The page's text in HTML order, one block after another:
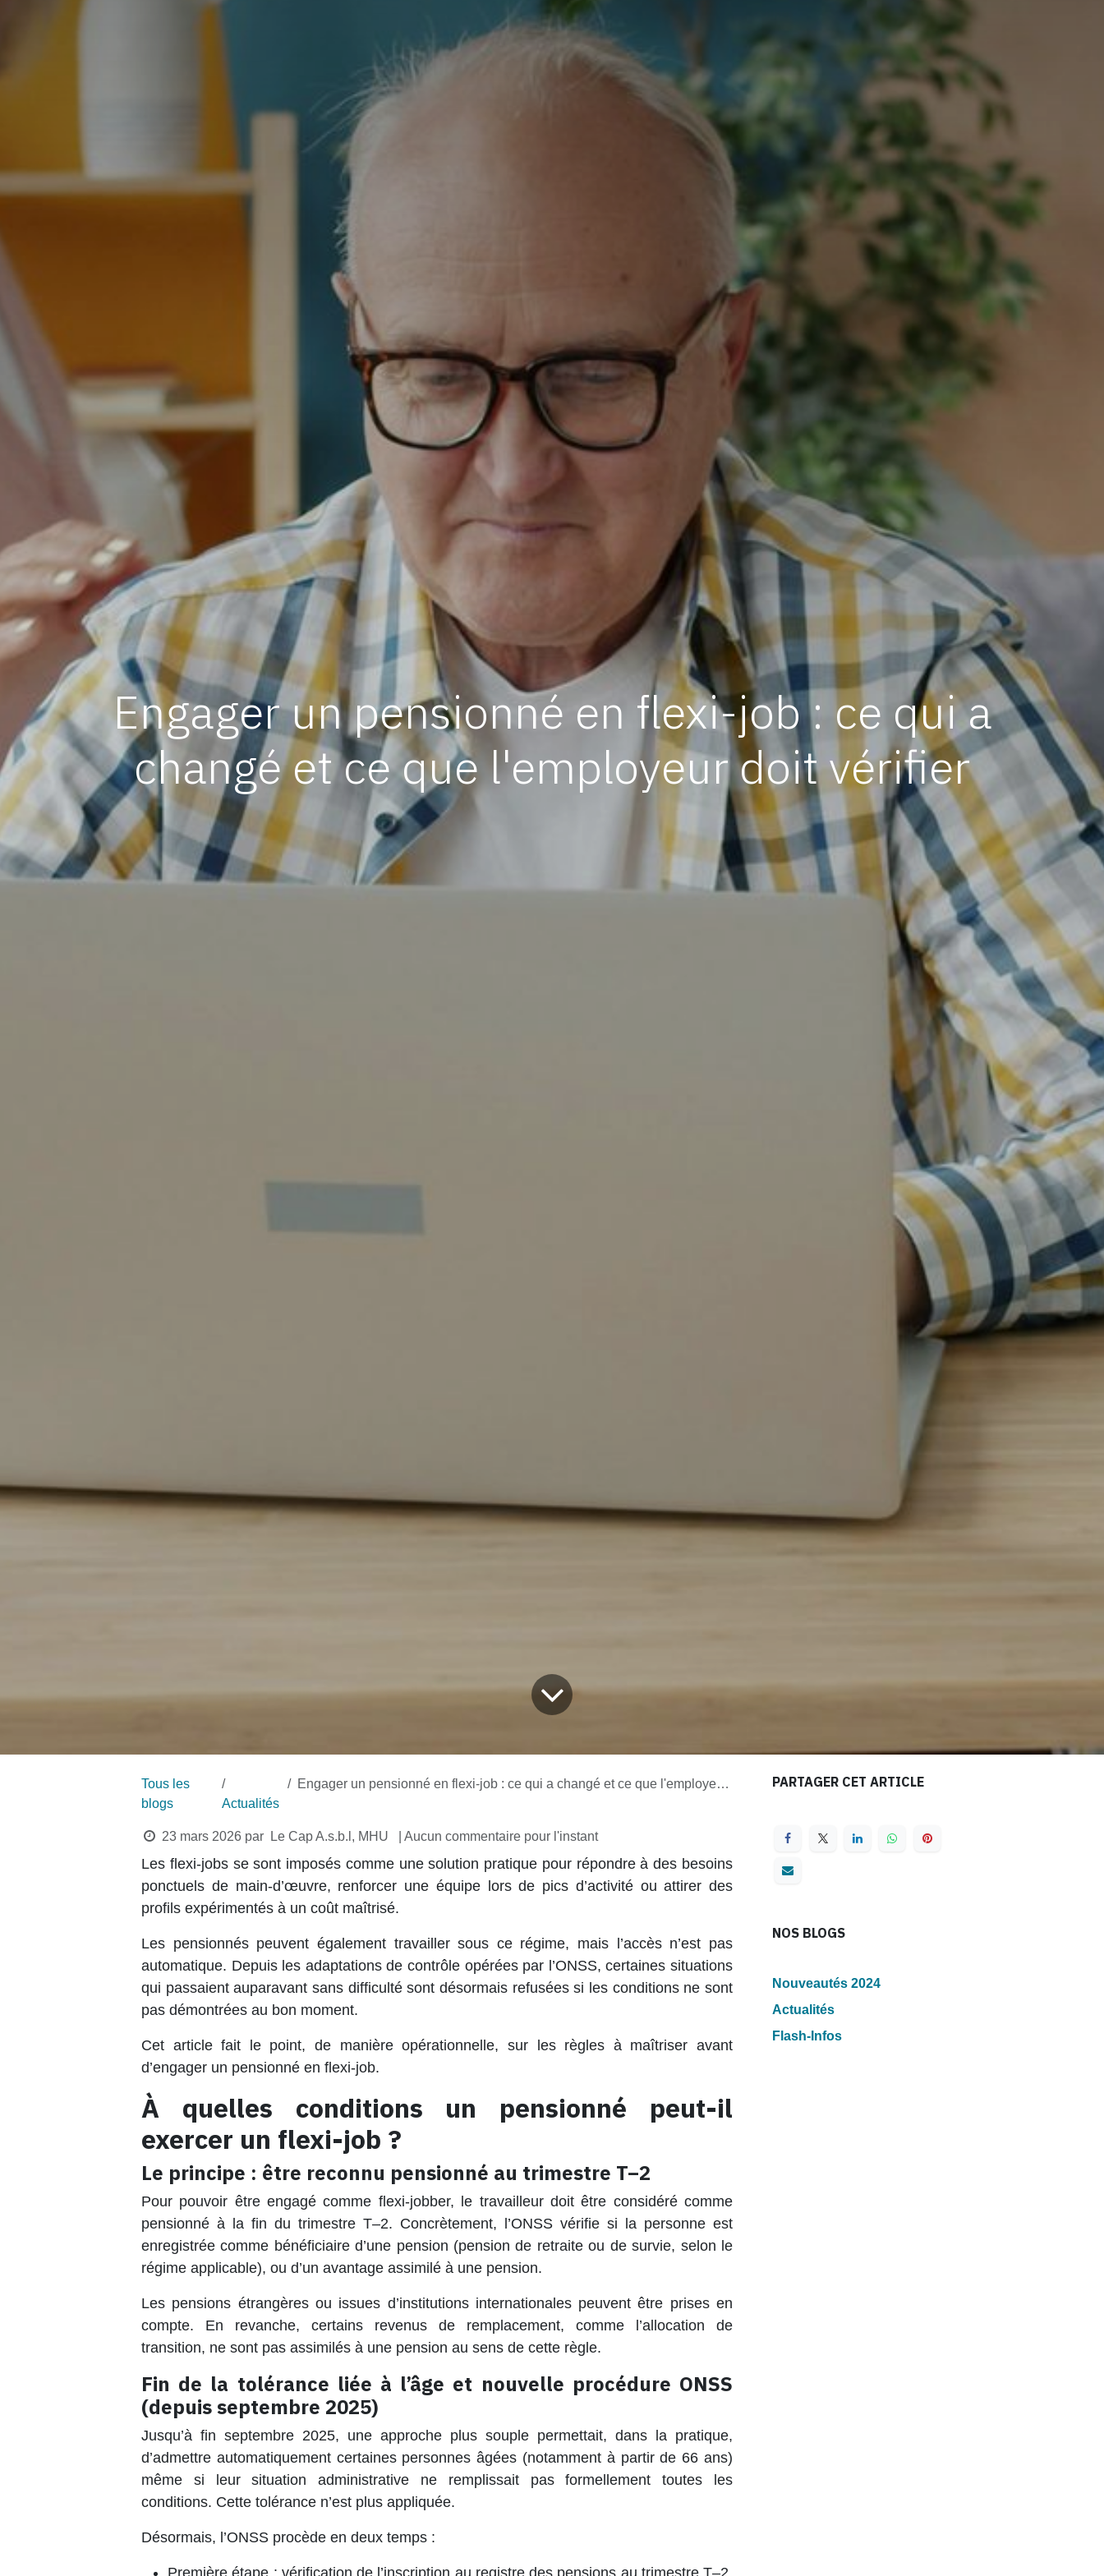
Engager un pensionné en flexi-job : ce qui a
changé et ce que l'employeur doit vérifier
Tous les
blogs
Actualités
Engager un pensionné en flexi-job : ce qui a changé et ce que l'employeur doit vérifier
23 mars 2026 par Le Cap A.s.b.l, MHU | Aucun commentaire pour l'instant
Les flexi-jobs se sont imposés comme une solution pratique pour répondre à des besoins
ponctuels de main-d’œuvre, renforcer une équipe lors de pics d’activité ou attirer des
profils expérimentés à un coût maîtrisé.
Les pensionnés peuvent également travailler sous ce régime, mais l’accès n’est pas
automatique. Depuis les adaptations de contrôle opérées par l’ONSS, certaines situations
qui passaient auparavant sans difficulté sont désormais refusées si les conditions ne sont
pas démontrées au bon moment.
Cet article fait le point, de manière opérationnelle, sur les règles à maîtriser avant
d’engager un pensionné en flexi-job.
À quelles conditions un pensionné peut-il
exercer un flexi-job ?
Le principe : être reconnu pensionné au trimestre T–2
Pour pouvoir être engagé comme flexi-jobber, le travailleur doit être considéré comme
pensionné à la fin du trimestre T–2. Concrètement, l’ONSS vérifie si la personne est
enregistrée comme bénéficiaire d’une pension (pension de retraite ou de survie, selon le
régime applicable), ou d’un avantage assimilé à une pension.
Les pensions étrangères ou issues d’institutions internationales peuvent être prises en
compte. En revanche, certains revenus de remplacement, comme l’allocation de
transition, ne sont pas assimilés à une pension au sens de cette règle.
Fin de la tolérance liée à l’âge et nouvelle procédure ONSS
(depuis septembre 2025)
Jusqu’à fin septembre 2025, une approche plus souple permettait, dans la pratique,
d’admettre automatiquement certaines personnes âgées (notamment à partir de 66 ans)
même si leur situation administrative ne remplissait pas formellement toutes les
conditions. Cette tolérance n’est plus appliquée.
Désormais, l’ONSS procède en deux temps :
Première étape : vérification de l’inscription au registre des pensions au trimestre T–2.
PARTAGER CET ARTICLE
NOS BLOGS
Nouveautés 2024
Actualités
Flash-Infos